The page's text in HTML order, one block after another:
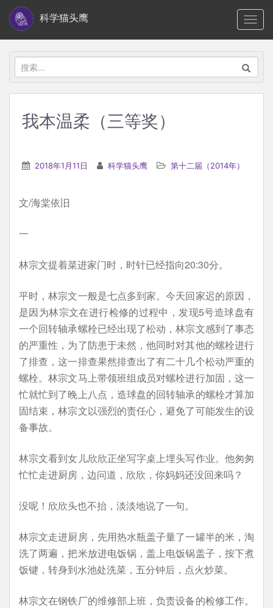
i
科学猫头鹰
搜
索：
我本温柔（三等奖）
2018年1月11日 科学猫头鹰 第十二届（2014年）
文/海棠依旧
一
林宗文提着菜进家门时，时针已经指向20:30分。
平时，林宗文一般是七点多到家。今天回家迟的原因，
是因为林宗文在进行检修的过程中，发现5号造球盘有
一个回转轴承螺栓已经出现了松动，林宗文感到了事态
的严重性，为了防患于未然，他同时对其他的螺栓进行
了排查，这一排查果然排查出了有二十几个松动严重的
螺栓。林宗文马上带领班组成员对螺栓进行加固，这一
忙就忙到了晚上八点，造球盘的回转轴承的螺栓才算加
固结束，林宗文以强烈的责任心，避免了可能发生的设
备事故。
林宗文看到女儿欣欣正坐写字桌上埋头写作业。他匆匆
忙忙走进厨房，边问道，欣欣，你妈妈还没回来吗？
没呢！欣欣头也不抬，淡淡地说了一句。
林宗文走进厨房，先用热水瓶盖子量了一罐半的米，淘
洗了两遍，把米放进电饭锅，盖上电饭锅盖子，按下煮
饭键，转身到水池处洗菜，五分钟后，点火炒菜。
林宗文在钢铁厂的维修部上班，负责设备的检修工作。